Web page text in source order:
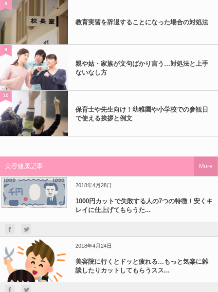
8
教育実習を辞退することになった場合の対処法
9
親や姑・家族が文句ばかり言う…対処法と上手
ないなし方
10
保育士や先生向け！幼稚園や小学校での参観日
で使える挨拶と例文
美容健康記事
2018年4月28日
1000円カットで失敗する人の7つの特徴！安くキ
レイに仕上げてもらうた...
2018年4月24日
美容院に行くとドッと疲れる…もっと気楽に雑
談したりカットしてもらうスス...
More